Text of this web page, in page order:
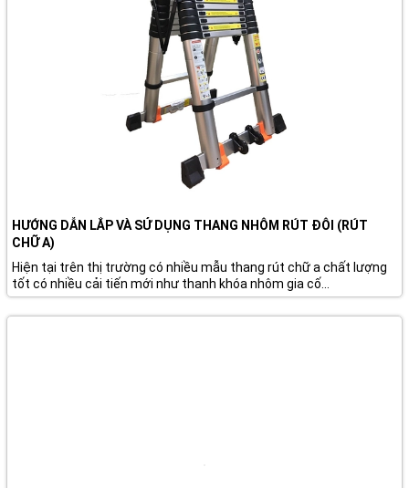
HƯỚNG DẪN LẮP VÀ SỬ DỤNG THANG NHÔM RÚT ĐÔI (RÚT
CHỮ A)
Hiện tại trên thị trường có nhiều mẫu thang rút chữ a chất lượng
tốt có nhiều cải tiến mới như thanh khóa nhôm gia cố...